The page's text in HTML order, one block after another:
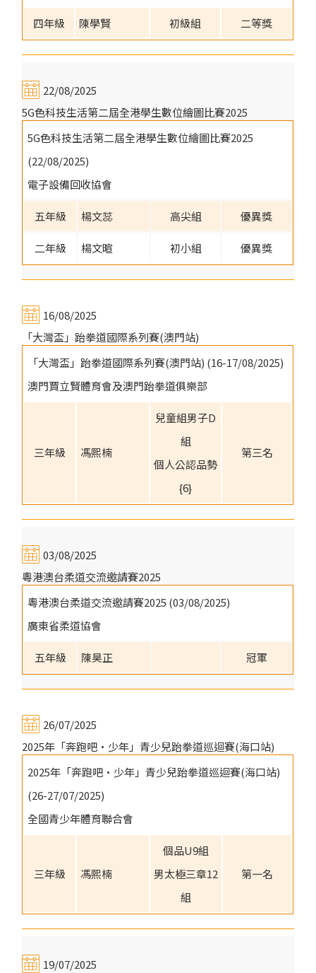
四年級 陳學賢 初級組 二等獎
22/08/2025
5G色科技生活第二屆全港學生數位繪圖比賽2025
5G色科技生活第二屆全港學生數位繪圖比賽2025
(22/08/2025)
電子設備回收協會
五年級 楊文蕊 高尖組 優異獎
二年級 楊文暄 初小組 優異獎
16/08/2025
「大灣盃」跆拳道國際系列賽(澳門站)
「大灣盃」跆拳道國際系列賽(澳門站) (16-17/08/2025)
澳門賈立賢體育會及澳門跆拳道俱樂部
三年級 馮熙楠
兒童組男子D
組
個人公認品勢
{6}
第三名
03/08/2025
粵港澳台柔道交流邀請賽2025
粵港澳台柔道交流邀請賽2025 (03/08/2025)
廣東省柔道協會
五年級 陳昊正 冠軍
26/07/2025
2025年「奔跑吧·少年」青少兒跆拳道巡迴賽(海口站)
2025年「奔跑吧·少年」青少兒跆拳道巡迴賽(海口站)
(26-27/07/2025)
全國青少年體育聯合會
三年級 馮熙楠
個品U9組
男太極三章12
組
第一名
19/07/2025